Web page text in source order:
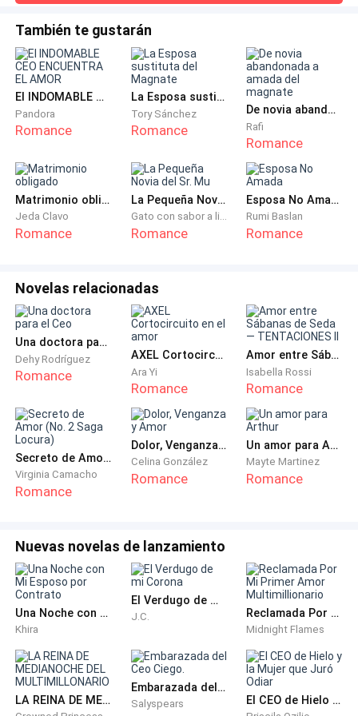
La ignoró. Como siempre.
Elena bajó la mirada, intentando contener el dolor.
Entonces vio a Camila al otro lado del salón.
Camila llevaba un vestido rojo ajustado y una sonrisa
extraña. Una sonrisa culpable.
Las conversaciones comenzaron a apagarse. Un ruido
metálico resonó en la entrada.
Y segundos después, varios policías irrumpieron en la
mansión.
El salón quedó en silencio.
—¿Qué significa esto? —gritó un inversionista.
Elena sintió un escalofrío recorrerle la espalda.
El oficial principal caminó directamente hacia ella.
—¿Elena Rostova?
—Sí…
—Queda arrestada por fraude corporativo, lavado de
dinero y robo de fondos del Grupo Vance.
—. Mamá está aquí.Ethan levantó la cabeza muy despacio.
Sus grandes ojos grises, idénticos a los de su padre,
estaban empañados en lágrimas.—¿De verdad eres mi
mamá? —preguntó con una voz tan frágil que le atravesó el
corazón a Elena.No fue capaz
También te gustarán
El INDOMABLE CEO ENCUENTRA EL AMOR
Pandora
Romance
La Esposa sustituta del Magnate
Tory Sánchez
Romance
De novia abandonada a amada del magnate
Rafi
Romance
Matrimonio obligado
Jeda Clavo
Romance
La Pequeña Novia del Sr. Mu
Gato con sabor a limón
Romance
Esposa No Amada
Rumi Baslan
Romance
Novelas relacionadas
Una doctora para el Ceo
Dehy Rodríguez
Romance
AXEL Cortocircuito en el amor
Ara Yi
Romance
Amor entre Sábanas de Seda — TENTACIONES II
Isabella Rossi
Romance
Secreto de Amor (No. 2 Saga Locura)
Virginia Camacho
Romance
Dolor, Venganza y Amor
Celina González
Romance
Un amor para Arthur
Mayte Martinez
Romance
Nuevas novelas de lanzamiento
Una Noche con Mi Esposo por Contrato
Khira
El Verdugo de mi Corona
J.C. Reclamada Por Mi Primer Amor Multimillionario
Midnight Flames
LA REINA DE MEDIANOCHE DEL MULTIMILLONARIO
Embarazada del Ceo Ciego.
Salyspears El CEO de Hielo y la Mujer que Juró Odiar